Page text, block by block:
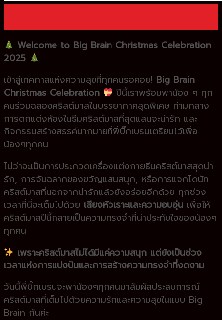
Welcome to Big Brain Christmas Celebration
2025
เข้าสู่เทศกาลแห่งความสุขที่ทุกคนรอคอย! Big Brain
Christmas Celebration
ปีนี้เราพร้อมพาน้อง ๆ ทุก
คนร่วมฉลองคริสต์มาสในบรรยากาศสุดพิเศษ ท่ามกลาง
การตกแต่งห้องในธีมคริสต์มาสที่สุดแสนจะน่ารัก และ
กิจกรรมสร้างสรรค์มากมายที่พี่บิ๊กเบรนเตรียมไว้เพื่อ
น้องๆทุกคน
ไม่ว่าจะเป็นการประกวดเครื่องแต่งกายธีมคริสต์มาสสุดน่า
รัก, การจับฉลากของขวัญแสนสนุก, หรือการแจกโดนัท
คริสต์มาสที่นอกจากน่ารักแล้วยังอร่อยอีกด้วย ทุกช่วง
เวลาที่นี่จะเต็มไปด้วย เสียงหัวเราะและความอบอุ่น เพื่อให้
คริสต์มาสปีนี้กลายเป็นความทรงจำที่น่าประทับใจของน้องๆ
ทุกคน
เพราะคริสต์มาสไม่ได้มีแค่ความสนุก แต่ยังเป็นช่วง
เวลาแห่งการแบ่งปันและการสร้างความทรงจำที่งดงาม
วันนี้พี่บิ๊กเบรนจะพาน้องๆทุกคนมาสัมผัสประสบการณ์
คริสต์มาสที่เต็มไปด้วยความรักและความสุขในแบบ Big
Brain กันค่ะ